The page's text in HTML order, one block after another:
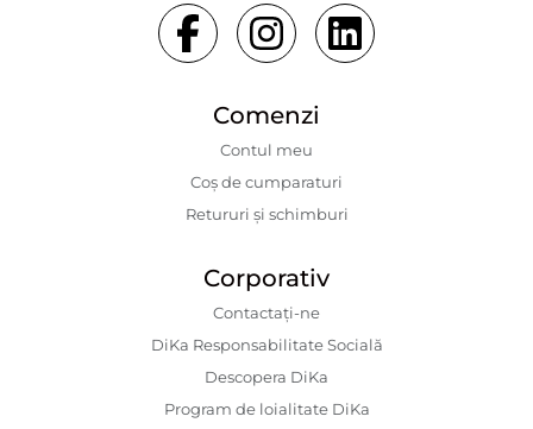
Comenzi
Contul meu
Coș de cumparaturi
Retururi și schimburi
Corporativ
Contactaţi-ne
DiKa Responsabilitate Socială
Descopera DiKa
Program de loialitate DiKa